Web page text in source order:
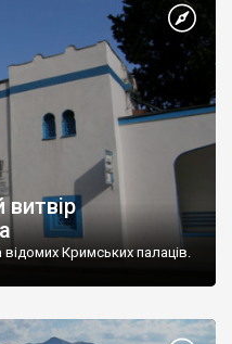
Кримських палаців.